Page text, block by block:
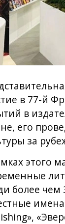
в 77-й
в
его
за
этого
более чем